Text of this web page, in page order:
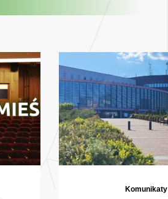
Komunikaty